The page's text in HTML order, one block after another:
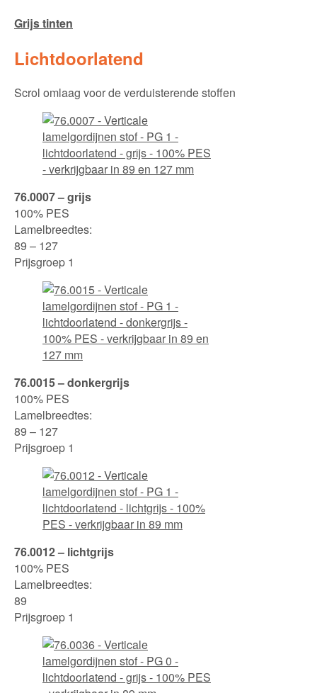
Grijs tinten
Lichtdoorlatend
Scrol omlaag voor de verduisterende stoffen
76.0007 – grijs
100% PES
Lamelbreedtes:
89 – 127
Prijsgroep 1
76.0015 – donkergrijs
100% PES
Lamelbreedtes:
89 – 127
Prijsgroep 1
76.0012 – lichtgrijs
100% PES
Lamelbreedtes:
89
Prijsgroep 1